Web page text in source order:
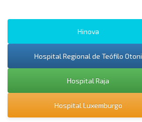
Hinova
Hospital Regional de Teófilo Otoni
Hospital Raja
Hospital Luxemburgo